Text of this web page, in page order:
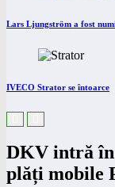
Lars Ljungström a fost
IVECO Strator se întoarce
DKV intră
plăți mobile